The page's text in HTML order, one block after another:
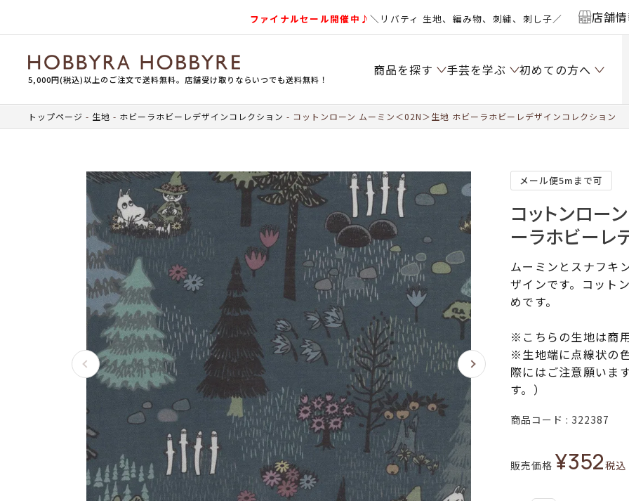
ファイナルセール開催中♪＼リバティ 生地、編み物、刺繍、刺し子／ 店舗
5,000円(税込)以上のご注文で送料無料。店舗受け取りならいつでも送料無料！
商品を探す 手芸を学ぶ 初めての方へ
トップページ 生地 ホビーラホビーレデザインコレクション コットンローン ムーミン＜02N＞生地 ホビーラホビーレデザインコレクション
メール便5mまで可
コットンロー
ーラホビーレ
ムーミンとスナフキ
ザインです。コット
めです。
※こちらの生地は商
※生地端に点線状の
際にはご注意願いま
す。）
商品コード 322387
販売価格 ¥352税込